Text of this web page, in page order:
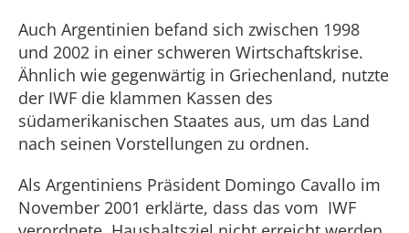
Auch Argentinien befand sich zwischen 1998
und 2002 in einer schweren Wirtschaftskrise.
Ähnlich wie gegenwärtig in Griechenland, nutzte
der IWF die klammen Kassen des
südamerikanischen Staates aus, um das Land
nach seinen Vorstellungen zu ordnen.
Als Argentiniens Präsident Domingo Cavallo im
November 2001 erklärte, dass das vom IWF